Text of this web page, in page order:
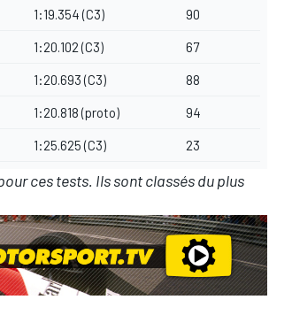
1:19.354 (C3) 90
1:20.102 (C3) 67
1:20.693 (C3) 88
1:20.818 (proto) 94
1:25.625 (C3) 23
ces tests. Ils sont classés du plus